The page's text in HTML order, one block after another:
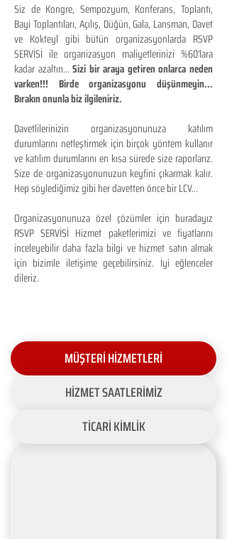
Siz de Kongre, Sempozyum, Konferans, Toplantı,
Bayi Toplantıları, Açılış, Düğün, Gala, Lansman, Davet
ve Kokteyl gibi bütün organizasyonlarda RSVP
SERVİSİ ile organizasyon maliyetlerinizi %60'lara
kadar azaltın...Sizi bir araya getiren onlarca neden
varken!!! Birde organizasyonu düşünmeyin...
Bırakın onunla biz ilgileniriz.
Davetlilerinizin organizasyonunuza katılım
durumlarını netleştirmek için birçok yöntem kullanır
ve katılım durumlarını en kısa sürede size raporlarız.
Size de organizasyonunuzun keyfini çıkarmak kalır.
Hep söylediğimiz gibi her davetten önce bir LCV...
Organizasyonunuza özel çözümler için buradayız
RSVP SERVİSİ Hizmet paketlerimizi ve fiyatlarını
inceleyebilir daha fazla bilgi ve hizmet satın almak
için bizimle iletişime geçebilirsiniz. İyi eğlenceler
dileriz.
MÜŞTERİ HİZMETLERİ
HİZMET SAATLERİMİZ
TİCARİ KİMLİK